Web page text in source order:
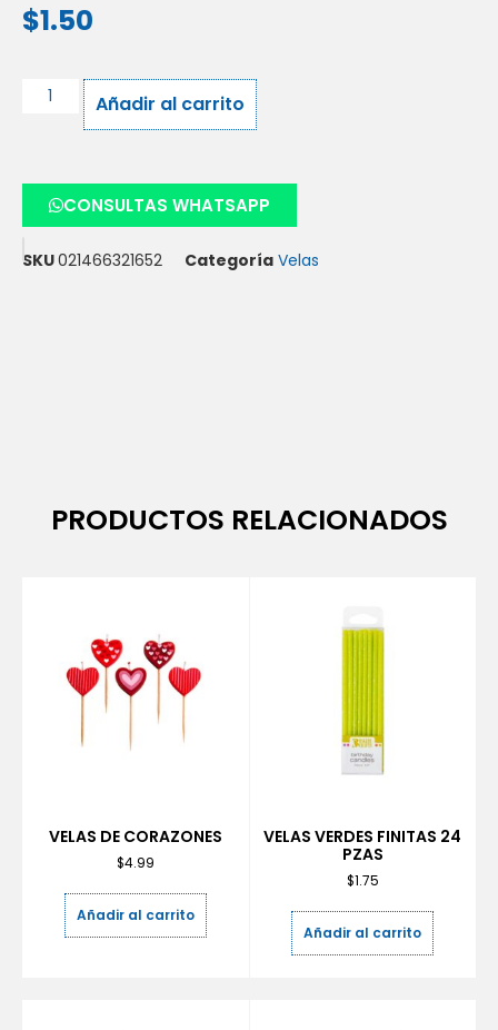
$1.50
Añadir al carrito
CONSULTAS WHATSAPP
SKU021466321652 Categoría Velas
PRODUCTOS RELACIONADOS
VELAS DE CORAZONES
$4.99
Añadir al carrito
VELAS VERDES FINITAS 24
PZAS
$1.75
Añadir al carrito